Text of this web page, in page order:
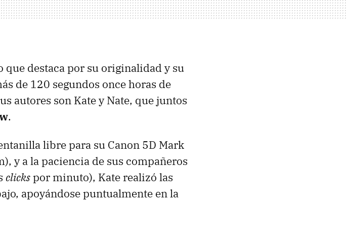
que destaca por su originalidad y su
de 120 segundos once horas de
autores son Kate y Nate, que juntos
.
libre para su Canon 5D Mark
y a la paciencia de sus compañeros
clickspor minuto), Kate realizó las
apoyándose puntualmente en la